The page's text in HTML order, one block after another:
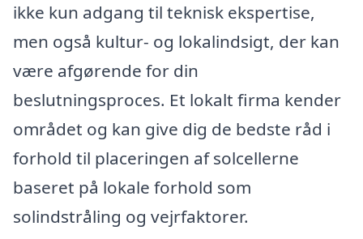
ikke kun adgang til teknisk ekspertise,
men også kultur- og lokalindsigt, der kan
være afgørende for din
beslutningsproces. Et lokalt firma kender
området og kan give dig de bedste råd i
forhold til placeringen af solcellerne
baseret på lokale forhold som
solindstråling og vejrfaktorer.